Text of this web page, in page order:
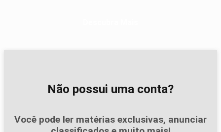
Não possui uma conta?
Você pode ler matérias exclusivas, anunciar